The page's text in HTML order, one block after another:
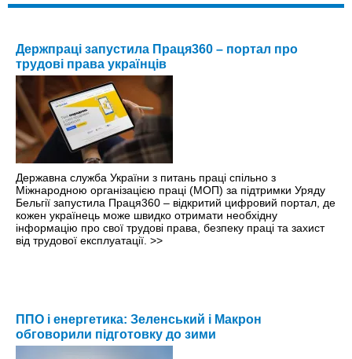
Держпраці запустила Праця360 – портал про
трудові права українців
Державна служба України з питань праці спільно з
Міжнародною організацією праці (МОП) за підтримки Уряду
Бельгії запустила Праця360 – відкритий цифровий портал, де
кожен українець може швидко отримати необхідну
інформацію про свої трудові права, безпеку праці та захист
від трудової експлуатації. >>
ППО і енергетика: Зеленський і Макрон
обговорили підготовку до зими